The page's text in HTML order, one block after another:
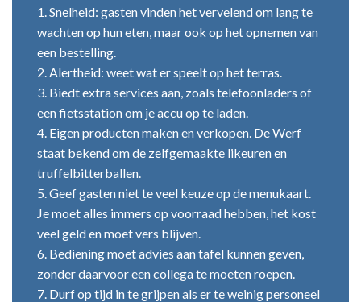
1. Snelheid: gasten vinden het vervelend om lang te
wachten op hun eten, maar ook op het opnemen van
een bestelling.
2. Alertheid: weet wat er speelt op het terras.
3. Biedt extra services aan, zoals telefoonladers of
een fietsstation om je accu op te laden.
4. Eigen producten maken en verkopen. De Werf
staat bekend om de zelfgemaakte likeuren en
truffelbitterballen.
5. Geef gasten niet te veel keuze op de menukaart.
Je moet alles immers op voorraad hebben, het kost
veel geld en moet vers blijven.
6. Bediening moet advies aan tafel kunnen geven,
zonder daarvoor een collega te moeten roepen.
7. Durf op tijd in te grijpen als er te weinig personeel